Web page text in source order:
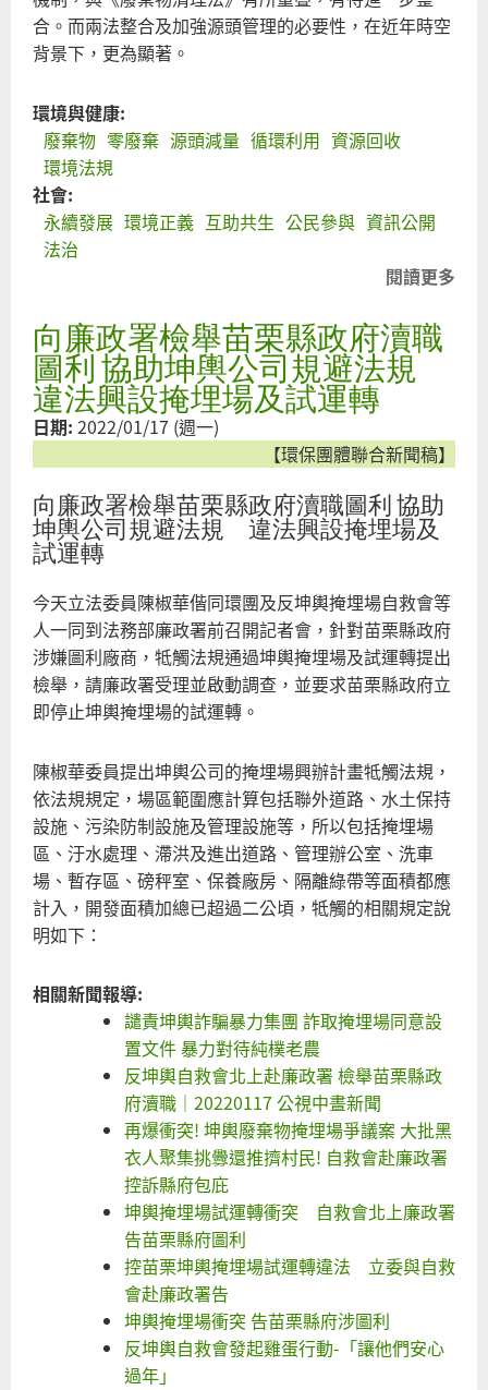
合。而兩法整合及加強源頭管理的必要性，在近年時空
背景下，更為顯著。
環境與健康:
廢棄物 零廢棄 源頭減量 循環利用 資源回收
環境法規
社會:
永續發展 環境正義 互助共生 公民參與 資訊公開
法治
閱讀更多
向廉政署檢舉苗栗縣政府瀆職
圖利 協助坤輿公司規避法規
違法興設掩埋場及試運轉
日期: 2022/01/17 (週一)
【環保團體聯合新聞稿】
向廉政署檢舉苗栗縣政府瀆職圖利 協助
坤輿公司規避法規 違法興設掩埋場及
試運轉
今天立法委員陳椒華偕同環團及反坤輿掩埋場自救會等
人一同到法務部廉政署前召開記者會，針對苗栗縣政府
涉嫌圖利廠商，牴觸法規通過坤輿掩埋場及試運轉提出
檢舉，請廉政署受理並啟動調查，並要求苗栗縣政府立
即停止坤輿掩埋場的試運轉。
陳椒華委員提出坤輿公司的掩埋場興辦計畫牴觸法規，
依法規規定，場區範圍應計算包括聯外道路、水土保持
設施、污染防制設施及管理設施等，所以包括掩埋場
區、汙水處理、滯洪及進出道路、管理辦公室、洗車
場、暫存區、磅秤室、保養廠房、隔離綠帶等面積都應
計入，開發面積加總已超過二公頃，牴觸的相關規定說
明如下：
相關新聞報導:
譴責坤輿詐騙暴力集團 詐取掩埋場同意設
置文件 暴力對待純樸老農
反坤輿自救會北上赴廉政署 檢舉苗栗縣政
府瀆職｜20220117 公視中晝新聞
再爆衝突! 坤輿廢棄物掩埋場爭議案 大批黑
衣人聚集挑釁還推擠村民! 自救會赴廉政署
控訴縣府包庇
坤輿掩埋場試運轉衝突 自救會北上廉政署
告苗栗縣府圖利
控苗栗坤輿掩埋場試運轉違法 立委與自救
會赴廉政署告
坤輿掩埋場衝突 告苗栗縣府涉圖利
反坤輿自救會發起雞蛋行動-「讓他們安心
過年」